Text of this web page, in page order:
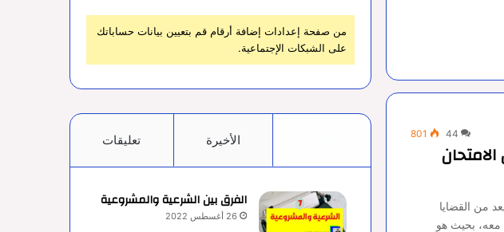
44
801
من القضايا
معه، بحيث هو
من صفحة إعدادات إضافة أرقام قم بتعيين بيانات حساباتك
على الشبكات الإجتماعية.
الأخيرة تعليقات
الفرق بين الشرعية والمشروعية
26 أغسطس 2022